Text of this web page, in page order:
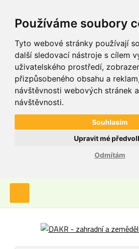
Používáme soubory
Tyto webové stránky používají
další sledovací nástroje s cílem
uživatelského prostředí,
přizpůsobeného obsahu a
návštěvnosti webových stránek
návštěvnosti.
Souhlasím
Odmítám
Upravit mé